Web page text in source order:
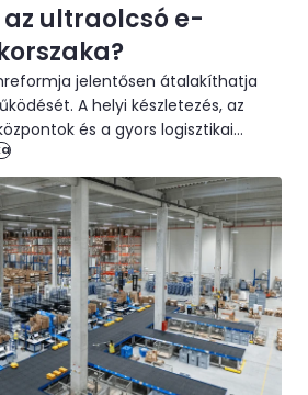
ultraolcsó e-
jelentősen átalakíthatja
A helyi készletezés, az
és a gyors logisztikai
Megmutatjuk, milyen
hogyan segíti a Boxy CEE Hub a
a közép- és kelet-európai